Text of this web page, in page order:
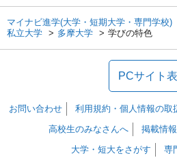
マイナビ進学(大学・短期大学・専門学校)
私立大学
多摩大学 学びの特色
PCサイト
お問い合わせ 利用規約・個人情報の取
高校生のみなさんへ
掲載情
大学・短大をさがす
専